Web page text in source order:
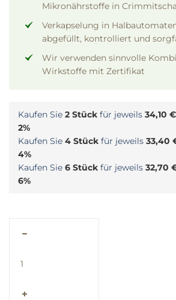
Mikronährstoffe in
Verkapselung in
abgefüllt, kontrolliert und
Wir verwenden sinnvolle
Wirkstoffe mit Zertifikat
Kaufen Sie 2 Stück für jeweils 34,10 €
2%
Kaufen Sie 4 Stück für jeweils 33,40
4%
Kaufen Sie 6 Stück für jeweils 32,70
6%